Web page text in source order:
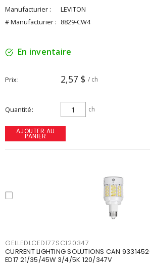
Manufacturier :
LEVITON
# Manufacturier : 8829-CW4
En inventaire
Prix 2,57 $ / ch
Quantité ch
AJOUTER AU
PANIER
GELLEDLCED177SC120347
CURRENT LIGHTING SOLUTIONS CAN
ED17 21/35/45W 3/4/5K 120/347V